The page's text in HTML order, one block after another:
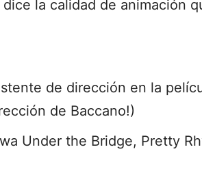
la calidad de animación
de dirección en la
de Baccano!)
Under the Bridge, Pretty